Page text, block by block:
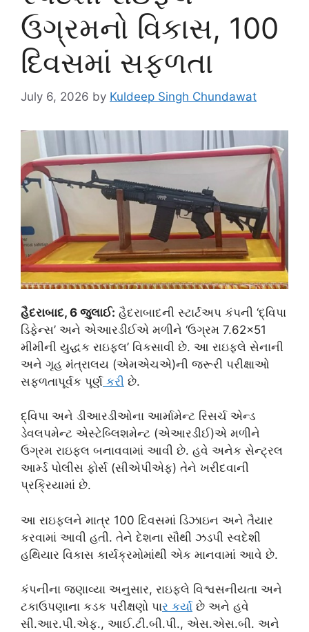
ઉગ્રમનો વિકાસ, 100
દિવસમાં સફળતા
July 6, 2026 by Kuldeep Singh Chundawat
હૈદરાબાદ, 6 જુલાઈ: હૈદરાબાદની સ્ટાર્ટઅપ કંપની ‘દ્વિપા
ડિફેન્સ’ અને એઆરડીઈએ મળીને ‘ઉગ્રમ 7.62×51
મીમીની યુદ્ધક રાઇફલ’ વિકસાવી છે. આ રાઇફલે સેનાની
અને ગૃહ મંત્રાલય (એમએચએ)ની જરૂરી પરીક્ષાઓ
સફળતાપૂર્વક પૂર્ણ કર ી છે.
દ્વિપા અને ડીઆરડીઓના આર્મામેન્ટ રિસર્ચ એન્ડ
ડેવલપમેન્ટ એસ્ટેબ્લિશમેન્ટ (એઆરડીઈ)એ મળીને
ઉગ્રમ રાઇફલ બનાવવામાં આવી છે. હવે અનેક સેન્ટ્રલ
આર્મ્ડ પોલીસ ફોર્સ (સીએપીએફ) તેને ખરીદવાની
પ્રક્રિયામાં છે.
આ રાઇફલને માત્ર 100 દિવસમાં ડિઝાઇન અને તૈયાર
કરવામાં આવી હતી. તેને દેશના સૌથી ઝડપી સ્વદેશી
હથિયાર વિકાસ કાર્યક્રમોમાંથી એક માનવામાં આવે છે.
કંપનીના જણાવ્યા અનુસાર, રાઇફલે વિશ્વસનીયતા અને
ટકાઉપણાના કડક પરીક્ષણો પાર કર્યા છે અને હવે
સી.આર.પી.એફ., આઈ.ટી.બી.પી., એસ.એસ.બી. અને